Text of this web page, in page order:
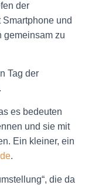
der
und
gemeinsam zu
Tag der
es bedeuten
und sie mit
Ein kleiner, ein
.
die da